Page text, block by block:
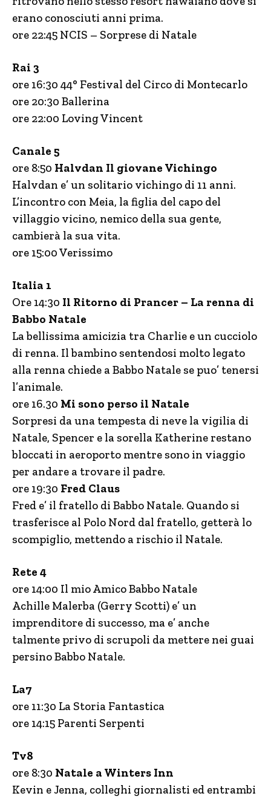
erano conosciuti anni prima.
ore 22:45 NCIS – Sorprese di Natale
Rai 3
ore 16:30 44° Festival del Circo di Montecarlo
ore 20:30 Ballerina
ore 22:00 Loving Vincent
Canale 5
ore 8:50 Halvdan Il giovane Vichingo
Halvdan e’ un solitario vichingo di 11 anni.
L’incontro con Meia, la figlia del capo del
villaggio vicino, nemico della sua gente,
cambierà la sua vita.
ore 15:00 Verissimo
Italia 1
Ore 14:30 Il Ritorno di Prancer – La renna di
Babbo Natale
La bellissima amicizia tra Charlie e un cucciolo
di renna. Il bambino sentendosi molto legato
alla renna chiede a Babbo Natale se puo’ tenersi
l’animale.
ore 16.30 Mi sono perso il Natale
Sorpresi da una tempesta di neve la vigilia di
Natale, Spencer e la sorella Katherine restano
bloccati in aeroporto mentre sono in viaggio
per andare a trovare il padre.
ore 19:30 Fred Claus
Fred e’ il fratello di Babbo Natale. Quando si
trasferisce al Polo Nord dal fratello, getterà lo
scompiglio, mettendo a rischio il Natale.
Rete 4
ore 14:00 Il mio Amico Babbo Natale
Achille Malerba (Gerry Scotti) e’ un
imprenditore di successo, ma e’ anche
talmente privo di scrupoli da mettere nei guai
persino Babbo Natale.
La7
ore 11:30 La Storia Fantastica
ore 14:15 Parenti Serpenti
Tv8
ore 8:30 Natale a Winters Inn
Kevin e Jenna, colleghi giornalisti ed entrambi